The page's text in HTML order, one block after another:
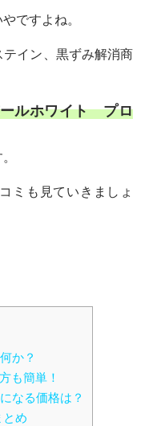
ですよね。
イン、黒ずみ解消商
ルホワイト プロ
ミも見ていきましょ
か？
も簡単！
なる価格は？
とめ